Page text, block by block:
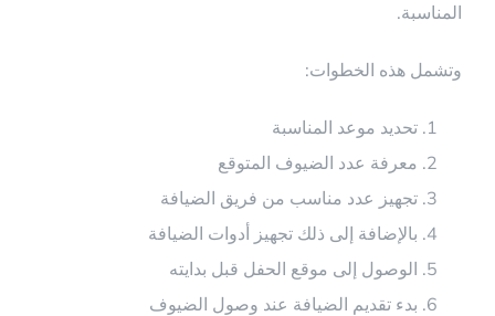
المناسبة.
وتشمل هذه الخطوات:
تحديد موعد المناسبة
معرفة عدد الضيوف المتوقع
تجهيز عدد مناسب من فريق الضيافة
بالإضافة إلى ذلك تجهيز أدوات الضيافة
الوصول إلى موقع الحفل قبل بدايته
بدء تقديم الضيافة عند وصول الضيوف